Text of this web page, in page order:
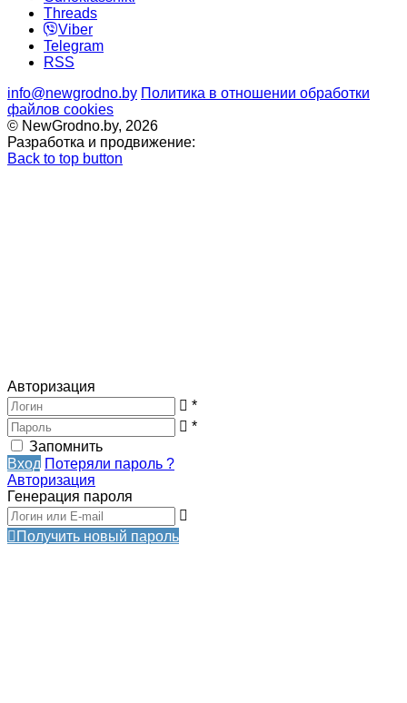
Threads
Viber
Telegram
RSS
info@newgrodno.by Политика в отношении обработки
файлов cookies
© NewGrodno.by, 2026
Разработка и продвижение:
Back to top button
Авторизация
*
*
Запомнить
Вход Потеряли пароль ?
Авторизация
Генерация пароля
Получить новый пароль